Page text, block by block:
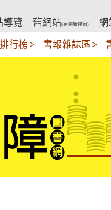
導覽
舊網站(另開新視窗) 網
行榜 書報雜誌區